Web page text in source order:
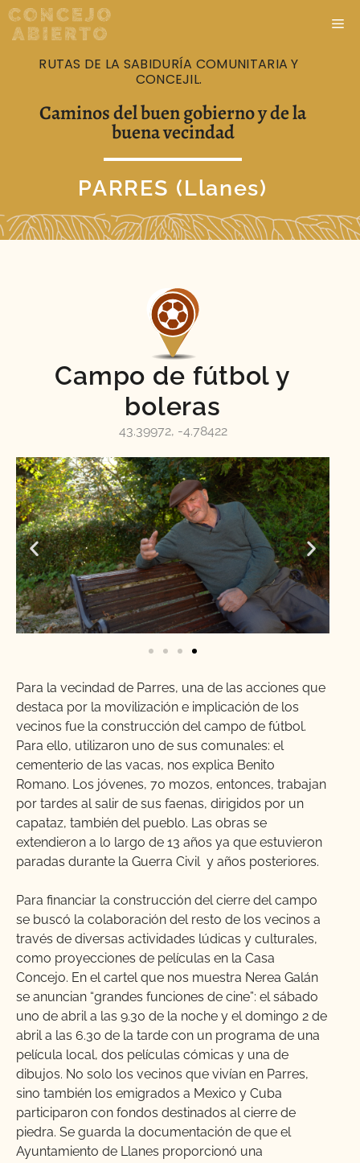
RUTAS DE LA SABIDURÍA COMUNITARIA Y
CONCEJIL.
Caminos del buen gobierno y de la
buena vecindad
PARRES (Llanes)
Campo de fútbol y
boleras
43.39972, -4.78422
Para la vecindad de Parres, una de las acciones que
destaca por la movilización e implicación de los
vecinos fue la construcción del campo de fútbol.
Para ello, utilizaron uno de sus comunales: el
cementerio de las vacas, nos explica Benito
Romano. Los jóvenes, 70 mozos, entonces, trabajan
por tardes al salir de sus faenas, dirigidos por un
capataz, también del pueblo. Las obras se
extendieron a lo largo de 13 años ya que estuvieron
paradas durante la Guerra Civil y años posteriores.
Para financiar la construcción del cierre del campo
se buscó la colaboración del resto de los vecinos a
través de diversas actividades lúdicas y culturales,
como proyecciones de películas en la Casa
Concejo. En el cartel que nos muestra Nerea Galán
se anuncian “grandes funciones de cine”: el sábado
uno de abril a las 9.30 de la noche y el domingo 2 de
abril a las 6.30 de la tarde con un programa de una
película local, dos películas cómicas y una de
dibujos. No solo los vecinos que vivían en Parres,
sino también los emigrados a Mexico y Cuba
participaron con fondos destinados al cierre de
piedra. Se guarda la documentación de que el
Ayuntamiento de Llanes proporcionó una